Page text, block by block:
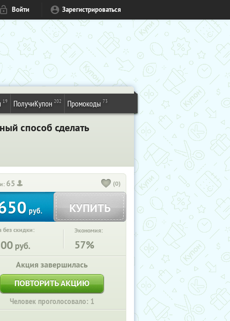
Войти Зарегистрироваться
19 ПолучиКупон 202 Промокоды 73
способ сделать
65 (0)
руб. КУПИТЬ
без скидки:
руб.
Экономия:
57%
Акция завершилась
ПОВТОРИТЬ АКЦИЮ
Человек проголосовало: 1